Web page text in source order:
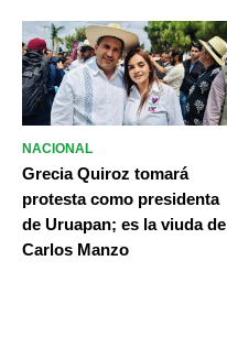
NACIONAL
Grecia Quiroz tomará
protesta como presidenta
de Uruapan; es la viuda de
Carlos Manzo